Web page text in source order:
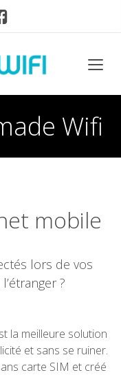
Wifi
mobile
lors de vos
?
la meilleure solution
et sans se ruiner.
carte SIM et créé